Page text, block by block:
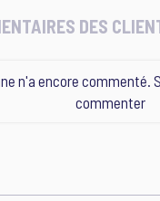
DES
n'a encore commenté.
commenter